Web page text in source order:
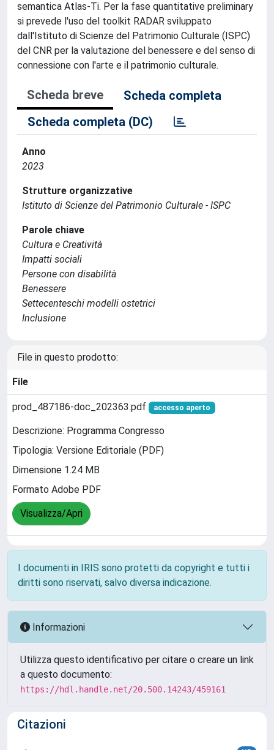
semantica Atlas-Ti. Per la fase quantitative preliminary
si prevede l'uso del toolkit RADAR sviluppato
dall'Istituto di Scienze del Patrimonio Culturale (ISPC)
del CNR per la valutazione del benessere e del senso di
connessione con l'arte e il patrimonio culturale.
Scheda breve
Scheda completa
Scheda completa (DC)
Anno
2023
Strutture organizzative
Istituto di Scienze del Patrimonio Culturale - ISPC
Parole chiave
Cultura e Creatività
Impatti sociali
Persone con disabilità
Benessere
Settecenteschi modelli ostetrici
Inclusione
File in questo prodotto:
File
prod_487186-doc_202363.pdf accesso aperto
Descrizione: Programma Congresso
Tipologia: Versione Editoriale (PDF)
Dimensione 1.24 MB
Formato Adobe PDF
Visualizza/Apri
I documenti in IRIS sono protetti da copyright e tutti i
diritti sono riservati, salvo diversa indicazione.
Informazioni
Utilizza questo identificativo per citare o creare un link
a questo documento:
https://hdl.handle.net/20.500.14243/459161
Citazioni